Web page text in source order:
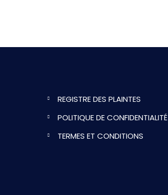
REGISTRE DES PLAINTES
POLITIQUE DE CONFIDENTIALITÉ
TERMES ET CONDITIONS